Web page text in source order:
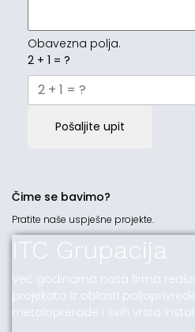
Obavezna polja.
2 + 1 = ?
Pošaljite upit
Čime se bavimo?
Pratite naše uspješne projekte.
ITC Grupacija
Već godinama naša firma
projekata iz oblasti
metaloprerade i svih vrsta